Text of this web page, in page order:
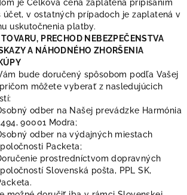
je Celková cena zaplatená pripísaním
účet, v ostatných prípadoch je zaplatená v
uskutočnenia platby.
PRECHOD NEBEZPEČENSTVA
A NÁHODNÉHO ZHORŠENIA
bude doručený spôsobom podľa Vašej
môžete vyberať z nasledujúcich
odber na Našej prevádzke Harmónia
90001 Modra;
odber na výdajných miestach
Packeta;
prostredníctvom dopravných
Slovenská pošta, PPL SK,